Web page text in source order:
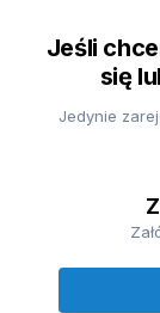
Jeśli
się
Jedynie